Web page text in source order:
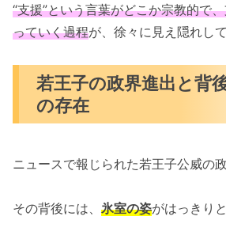
“支援”という言葉がどこか宗教的で
っていく過程が、徐々に見え隠れして
若王子の政界進出と背
の存在
ニュースで報じられた若王子公威の政
その背後には、 氷室の姿がはっきり